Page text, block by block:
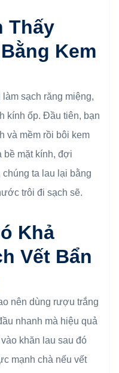
Thấy
Kem
sạch răng miệng,
kính ốp. Đầu tiên, bạn
và mềm rồi bôi kem
bề mặt kính, đợi
ta lau lại bằng
trôi đi sạch sẽ.
Khả
Vết Bẩn
nên dùng rượu trắng
nhanh mà hiệu quả
khăn lau sau đó
mạnh chà nếu vết